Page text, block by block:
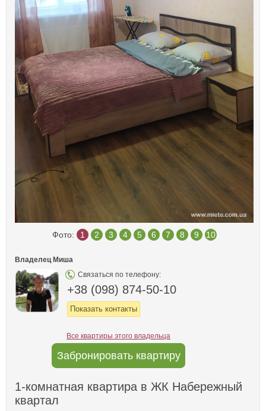
Фото: 1 2 3 4 5 6 7 8 9 10
Владелец Миша
Связаться по телефону:
+38 (098) 874-50-10
Показать контакты
Все квартиры этого владельца
Забронировать квартиру
1-комнатная квартира в ЖК Набережный
квартал